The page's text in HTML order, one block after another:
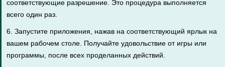
соответствующие разрешение. Это процедура выполняется
всего один раз.
6. Запустите приложения, нажав на соответствующий ярлык на
вашем рабочем столе. Получайте удовольствие от игры или
программы, после всех проделанных действий.